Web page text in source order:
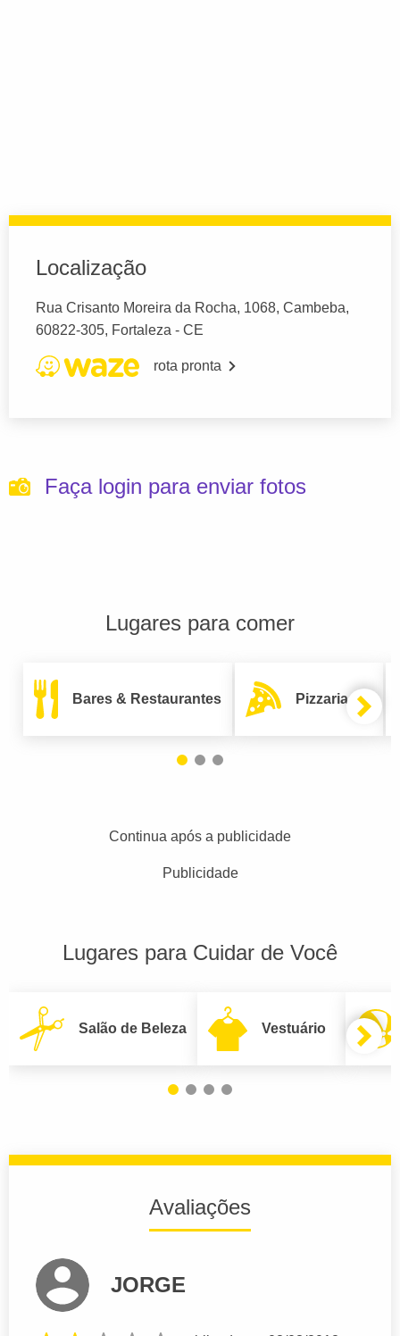
Localização
Rua Crisanto Moreira da Rocha, 1068, Cambeba,
60822-305, Fortaleza - CE
rota pronta
Faça login para enviar fotos
Lugares para comer
Bares & Restaurantes Pizzarias
Continua após a publicidade
Publicidade
Lugares para Cuidar de Você
Salão de Beleza Vestuário
Avaliações
JORGE